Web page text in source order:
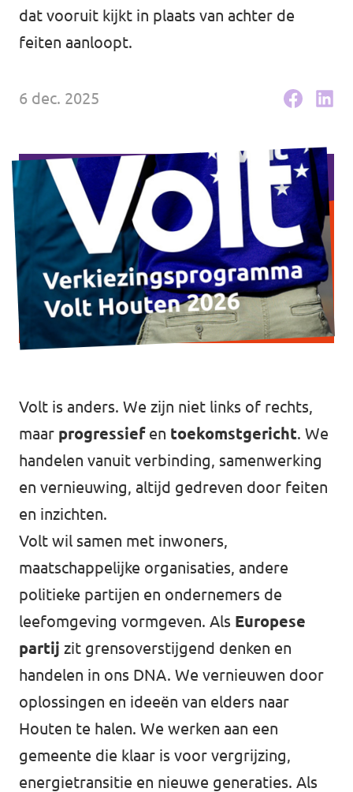
Volt Utrecht (Stad)
Volt Woerden
Volt Zeist
Volt Nederland
Volt Nederland
Regio's
Vacatures
Volt Amersfoort
Volt De Bilt
Volt Houten
Volt Soest
Volt Utrecht stad
Volt Woerden
Doe mee!
dat vooruit kijkt in plaats van achter de
feiten aanloopt.
6 dec. 2025
Volt is anders. We zijn niet links of rechts,
maar progressiefen toekomstgericht. We
handelen vanuit verbinding, samenwerking
en vernieuwing, altijd gedreven door feiten
en inzichten.
Volt wil samen met inwoners,
maatschappelijke organisaties, andere
politieke partijen en ondernemers de
leefomgeving vormgeven. Als Europese
partij zit grensoverstijgend denken en
handelen in ons DNA. We vernieuwen door
oplossingen en ideeën van elders naar
Houten te halen. We werken aan een
gemeente die klaar is voor vergrijzing,
energietransitie en nieuwe generaties. Als